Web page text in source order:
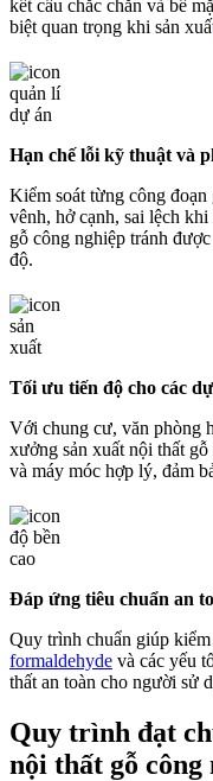
kết cấu chắc chắn và bề
biệt quan trọng khi sản
Hạn chế lỗi kỹ thuật và
Kiểm soát từng công
vênh, hở cạnh, sai lệch
gỗ công nghiệp tránh
độ.
Tối ưu tiến độ cho các
Với chung cư, văn phòng
xưởng sản xuất nội thất
và máy móc hợp lý, đảm
Đáp ứng tiêu chuẩn an
Quy trình chuẩn giúp
formaldehyde và các yếu
thất an toàn cho người sử
Quy trình đạt
nội thất gỗ công